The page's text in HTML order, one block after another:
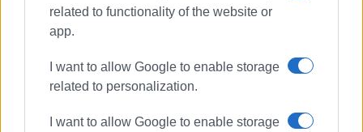
related to functionality of the website or
app.
I want to allow Google to enable storage
related to personalization.
I want to allow Google to enable storage
ΦΩΤΙΑ Ι.Χ. ΑΠΡΑΟΣ
ΣΧΕΤΙΚA AΡΘΡΑ